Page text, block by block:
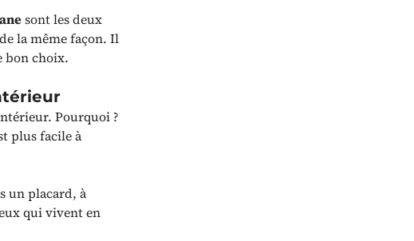
sont les deux
la même façon. Il
bon choix.
Pourquoi ?
plus facile à
un placard, à
qui vivent en